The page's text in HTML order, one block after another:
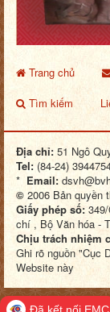
Trang chủ
Tìm kiếm
Địa chỉ: 51 Ngô
Tel: (84-24)
* Email:
© 2006 Bản quyền
Giấy phép số:
chí , Bộ Văn hóa -
Chịu trách nhiệm
Ghi rõ nguồn "Cục
Website này